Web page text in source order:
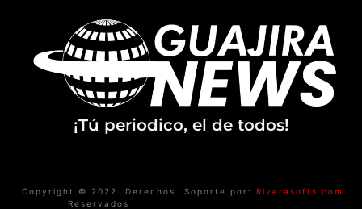
¡Tú periodico, el de todos!
Copyright © 2022. Derechos
Reservados
Soporte por: Riverasofts.com